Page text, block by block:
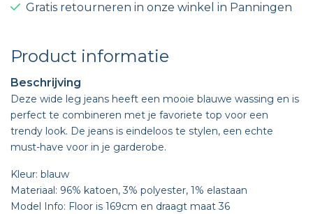
Gratis retourneren in onze winkel in Panningen
Product informatie
Beschrijving
Deze wide leg jeans heeft een mooie blauwe wassing en is
perfect te combineren met je favoriete top voor een
trendy look. De jeans is eindeloos te stylen, een echte
must-have voor in je garderobe.
Kleur: blauw
Materiaal: 96% katoen, 3% polyester, 1% elastaan
Model Info: Floor is 169cm en draagt maat 36